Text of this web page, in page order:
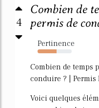
4
Combien de
permis de
Pertinence
56%
Combien de temps
conduire ? | Permis
Voici quelques